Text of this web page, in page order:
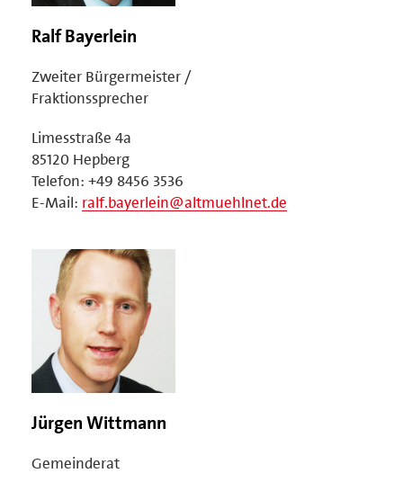
Ralf Bayerlein
Zweiter Bürgermeister /
Fraktionssprecher
Limesstraße 4a
85120 Hepberg
Telefon: +49 8456 3536
E-Mail: ralf.bayerlein@altmuehlnet.de
Jürgen Wittmann
Gemeinderat